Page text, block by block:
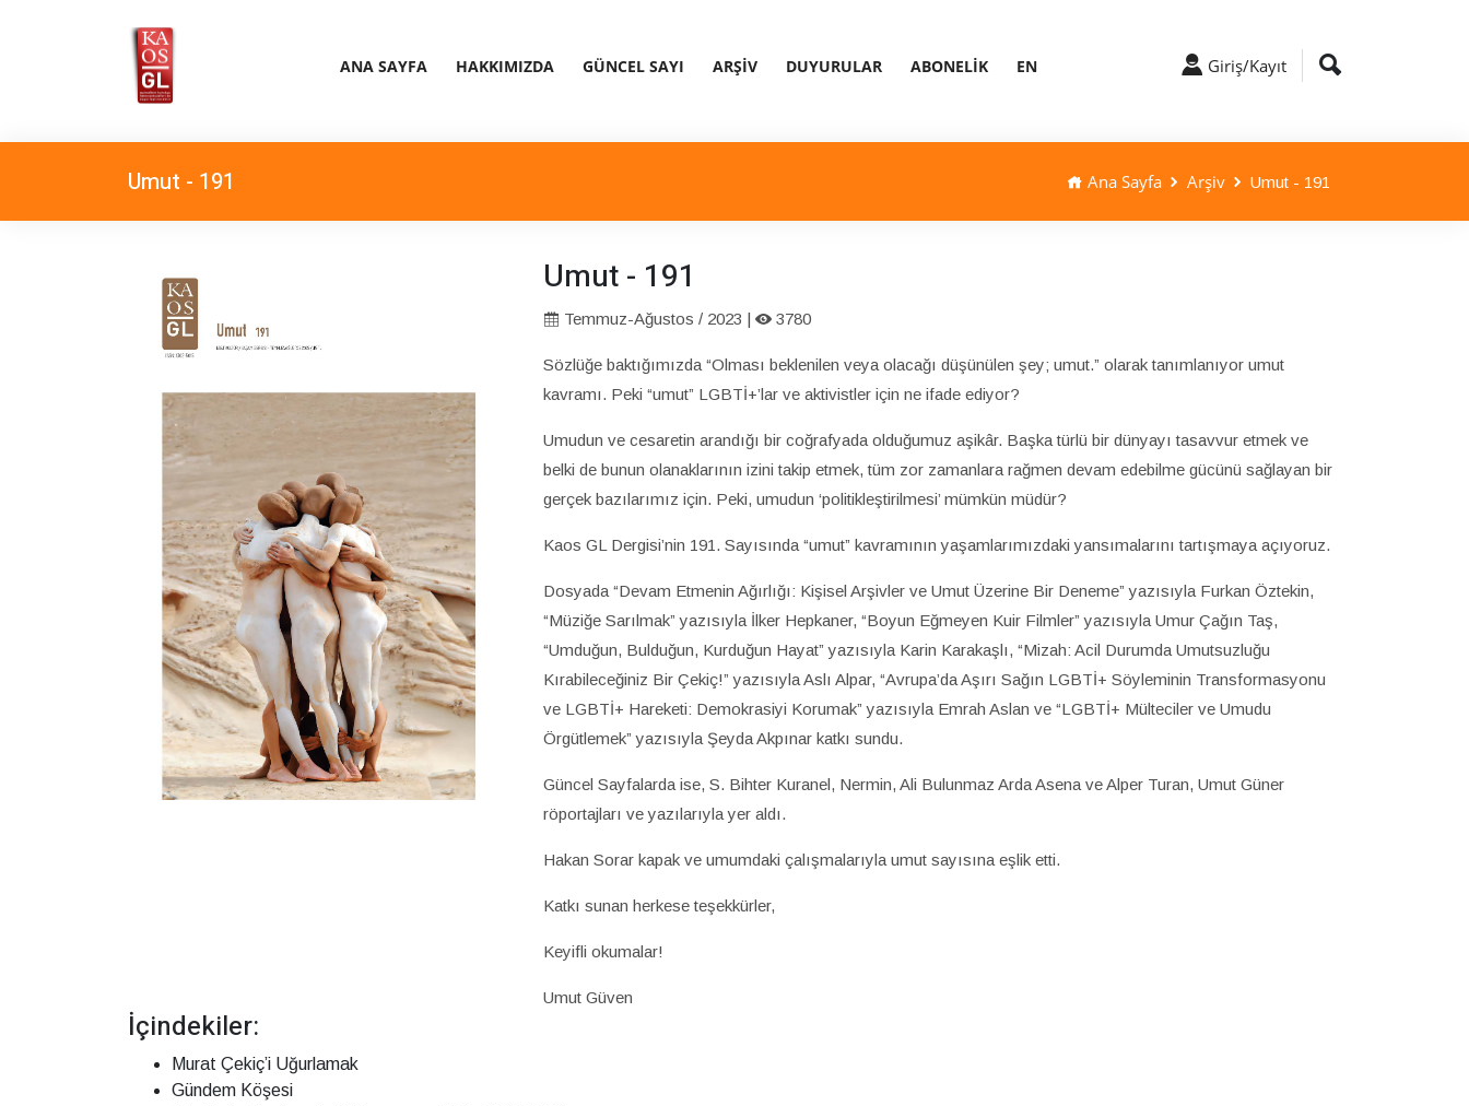
ANA SAYFA HAKKIMIZDA GÜNCEL SAYI ARŞIV DUYURULAR ABONELIK EN Giriş/Kayıt
Umut - 191 Ana Sayfa Arşiv Umut - 191
Umut - 191
Temmuz-Ağustos / 2023 | 3780
Sözlüğe baktığımızda “Olması beklenilen veya olacağı düşünülen şey; umut.” olarak tanımlanıyor umut
kavramı. Peki “umut” LGBTİ+’lar ve aktivistler için ne ifade ediyor?
Umudun ve cesaretin arandığı bir coğrafyada olduğumuz aşikâr. Başka türlü bir dünyayı tasavvur etmek ve
belki de bunun olanaklarının izini takip etmek, tüm zor zamanlara rağmen devam edebilme gücünü sağlayan bir
gerçek bazılarımız için. Peki, umudun ‘politikleştirilmesi’ mümkün müdür?
Kaos GL Dergisi’nin 191. Sayısında “umut” kavramının yaşamlarımızdaki yansımalarını tartışmaya açıyoruz.
Dosyada “Devam Etmenin Ağırlığı: Kişisel Arşivler ve Umut Üzerine Bir Deneme” yazısıyla Furkan Öztekin,
“Müziğe Sarılmak” yazısıyla İlker Hepkaner, “Boyun Eğmeyen Kuir Filmler” yazısıyla Umur Çağın Taş,
“Umduğun, Bulduğun, Kurduğun Hayat” yazısıyla Karin Karakaşlı, “Mizah: Acil Durumda Umutsuzluğu
Kırabileceğiniz Bir Çekiç!” yazısıyla Aslı Alpar, “Avrupa’da Aşırı Sağın LGBTİ+ Söyleminin Transformasyonu
ve LGBTİ+ Hareketi: Demokrasiyi Korumak” yazısıyla Emrah Aslan ve “LGBTİ+ Mülteciler ve Umudu
Örgütlemek” yazısıyla Şeyda Akpınar katkı sundu.
Güncel Sayfalarda ise, S. Bihter Kuranel, Nermin, Ali Bulunmaz Arda Asena ve Alper Turan, Umut Güner
röportajları ve yazılarıyla yer aldı.
Hakan Sorar kapak ve umumdaki çalışmalarıyla umut sayısına eşlik etti.
Katkı sunan herkese teşekkürler,
Keyifli okumalar!
Umut Güven
İçindekiler:
Murat Çekiç’i Uğurlamak
Gündem Köşesi